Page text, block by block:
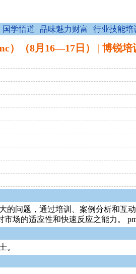
国学悟道 品味魅力财富 行业技能培
）（8月16—17日） | 博锐
问题，通过培训、案例分析和互
场的适应性和快速反应之能力。
。